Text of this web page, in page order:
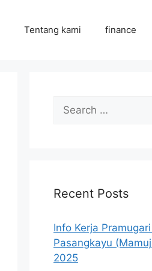
Tentang kami finance
Search
for:
Recent Posts
Info Kerja
Pasangkayu
2025